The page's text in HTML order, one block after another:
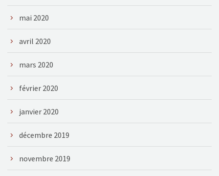
mai 2020
avril 2020
mars 2020
février 2020
janvier 2020
décembre 2019
novembre 2019